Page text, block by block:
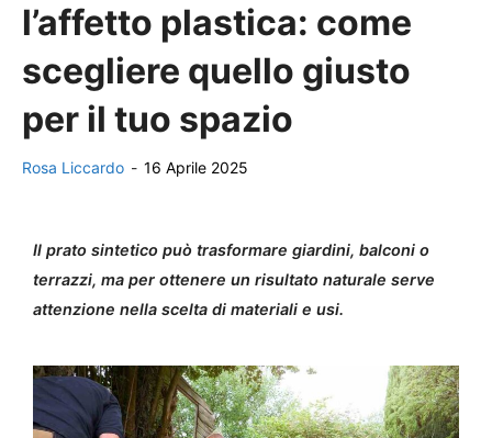
l’affetto plastica: come
scegliere quello giusto
per il tuo spazio
Rosa Liccardo - 16 Aprile 2025
Il prato sintetico può trasformare giardini, balconi o
terrazzi, ma per ottenere un risultato naturale serve
attenzione nella scelta di materiali e usi.